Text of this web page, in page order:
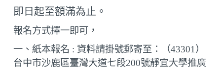
即日起至額滿為止 。
報名方式擇一即可，
一、紙本報名 : 資料請掛號郵寄至：（43301 ）
台中市沙鹿區臺灣大道七段200號靜宜大學推廣